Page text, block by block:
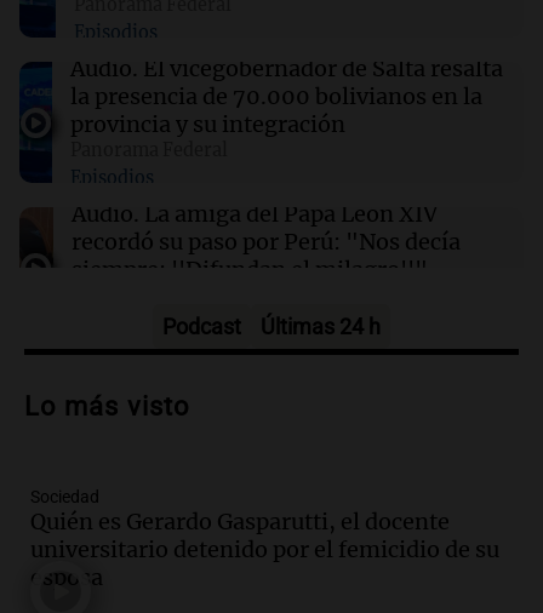
16:00 Política y Economía
Dólar hoy, dólar blue hoy: a cuánto cerró este
jueves 6 de agosto
16:00 Sociedad
Candela Arizaga desligó a Facundo Moyano
tras declarar: "Tuve un brote, él no me hizo
Episodios
Audio. El vicegobernador de Salta resalta
la presencia de 70.000 bolivianos en la
provincia y su integración
Episodios
Audio. La amiga del Papa León XIV
recordó su paso por Perú: "Nos decía
siempre: ''Difundan el milagro''"
Audio.Santa Fe, segunda provincia con
de Casa del Encuentro
Audio.
viviendas paralizadas tras el cierre de
Procrear en la provincia
Panorama Federal
Podcast Últimas 24 h
Lo más visto
Sociedad
Quién es Gerardo Gasparutti, el docente
universitario detenido por el femicidio de su
esposa